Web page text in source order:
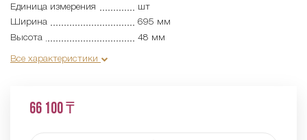
Единица измерения
шт
Ширина
695 мм
Высота
48 мм
Все характеристики
66 100 ₸